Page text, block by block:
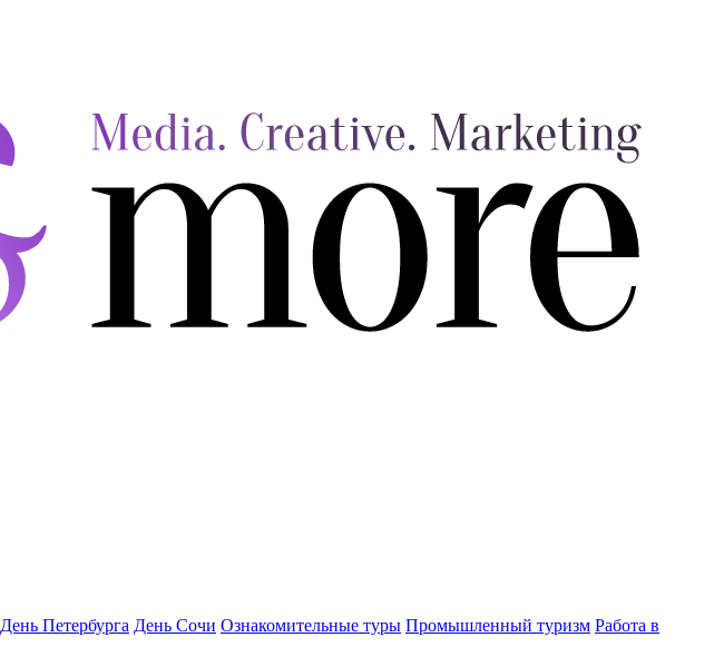
День Петербурга День Сочи Ознакомительные туры Промышленный туризм Работа в